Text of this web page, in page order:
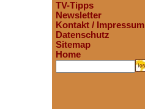
TV-Tipps
Newsletter
Kontakt / Impressum
Datenschutz
Sitemap
Home